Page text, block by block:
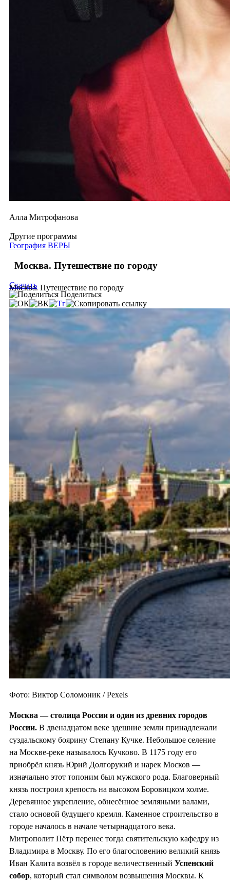
Алла Митрофанова
Другие программы
География ВЕРЫ
Москва. Путешествие по городу
Москва. Путешествие по городу
Скачать
Поделиться
Фото: Виктор Соломоник / Pexels
Москва — столица России и один из древних городов
России. В двенадцатом веке здешние земли принадлежали
суздальскому боярину Степану Кучке. Небольшое селение
на Москве-реке называлось Кучково. В 1175 году его
приобрёл князь Юрий Долгорукий и нарек Москов —
изначально этот топоним был мужского рода. Благоверный
князь построил крепость на высоком Боровицком холме.
Деревянное укрепление, обнесённое земляными валами,
стало основой будущего кремля. Каменное строительство в
городе началось в начале четырнадцатого века.
Митрополит Пётр перенес тогда святительскую кафедру из
Владимира в Москву. По его благословению великий князь
Иван Калита возвёл в городе величественный Успенский
собор, который стал символом возвышения Москвы. К